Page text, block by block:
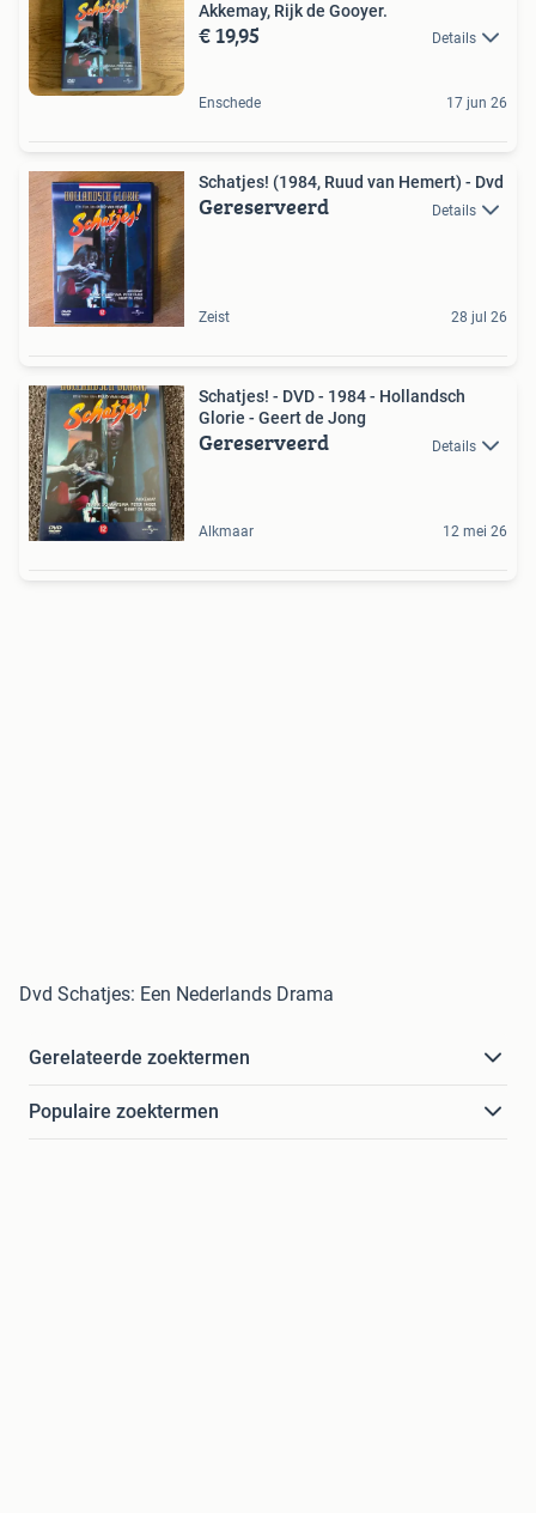
Akkemay, Rijk de Gooyer.
€ 19,95 Details
Enschede 17 jun 26
Schatjes! (1984, Ruud van Hemert) - Dvd
Gereserveerd Details
Zeist 28 jul 26
Schatjes! - DVD - 1984 - Hollandsch
Glorie - Geert de Jong
Gereserveerd Details
Alkmaar 12 mei 26
Dvd Schatjes: Een Nederlands Drama
Gerelateerde zoektermen
Populaire zoektermen